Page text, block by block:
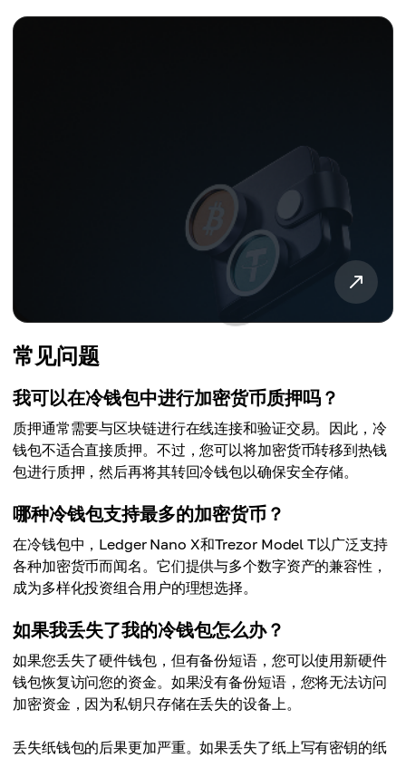
常见问题
我可以在冷钱包中进行加密货币质押吗？
质押通常需要与区块链进行在线连接和验证交易。因此，冷
钱包不适合直接质押。不过，您可以将加密货币转移到热钱
包进行质押，然后再将其转回冷钱包以确保安全存储。
哪种冷钱包支持最多的加密货币？
在冷钱包中，Ledger Nano X和Trezor Model T以广泛支持
各种加密货币而闻名。它们提供与多个数字资产的兼容性，
成为多样化投资组合用户的理想选择。
如果我丢失了我的冷钱包怎么办？
如果您丢失了硬件钱包，但有备份短语，您可以使用新硬件
钱包恢复访问您的资金。如果没有备份短语，您将无法访问
加密资金，因为私钥只存储在丢失的设备上。
丢失纸钱包的后果更加严重。如果丢失了纸上写有密钥的纸